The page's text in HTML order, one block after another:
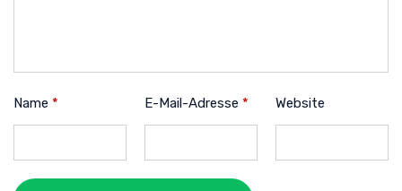
Name * E-Mail-Adresse * Website